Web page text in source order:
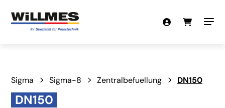
Sigma Sigma-8 Zentralbefuellung DN150
DN150